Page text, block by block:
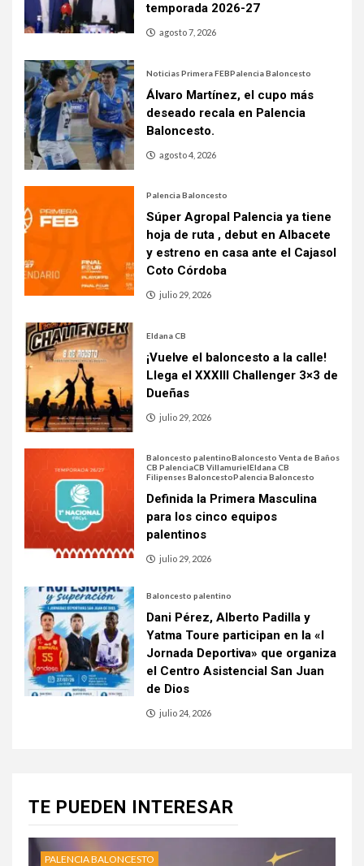
temporada 2026-27
agosto 7, 2026
Noticias Primera FEBPalencia Baloncesto
Álvaro Martínez, el cupo más
deseado recala en Palencia
Baloncesto.
agosto 4, 2026
Palencia Baloncesto
Súper Agropal Palencia ya tiene
hoja de ruta , debut en Albacete
y estreno en casa ante el Cajasol
Coto Córdoba
julio 29, 2026
Eldana CB
¡Vuelve el baloncesto a la calle!
Llega el XXXIII Challenger 3×3 de
Dueñas
julio 29, 2026
Baloncesto palentinoBaloncesto Venta de Baños
CB PalenciaCB VillamurielEldana CB
Filipenses BaloncestoPalencia Baloncesto
Definida la Primera Masculina
para los cinco equipos
palentinos
julio 29, 2026
Baloncesto palentino
Dani Pérez, Alberto Padilla y
Yatma Toure participan en la «I
Jornada Deportiva» que organiza
el Centro Asistencial San Juan
de Dios
julio 24, 2026
TE PUEDEN INTERESAR
PALENCIA BALONCESTO